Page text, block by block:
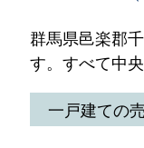
群馬県邑楽郡
す。すべて中
一戸建ての